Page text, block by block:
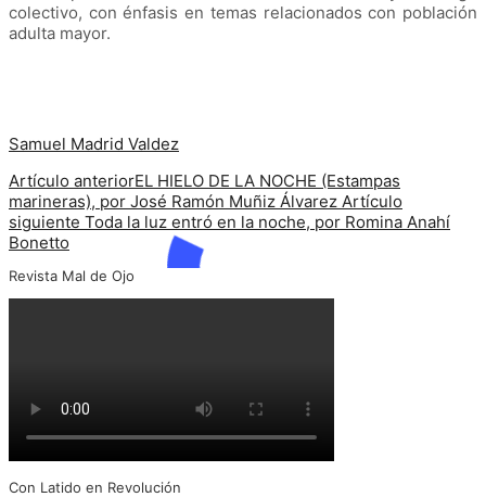
colectivo, con énfasis en temas relacionados con población
adulta mayor.
Samuel Madrid Valdez
Artículo anteriorEL HIELO DE LA NOCHE (Estampas
marineras), por José Ramón Muñiz Álvarez Artículo
siguiente Toda la luz entró en la noche, por Romina Anahí
Bonetto
Revista Mal de Ojo
Con Latido en Revolución